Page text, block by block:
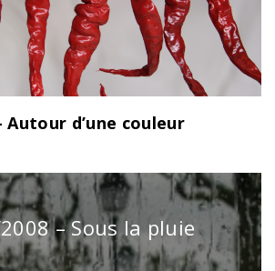
Autour d’une couleur
– Sous la pluie